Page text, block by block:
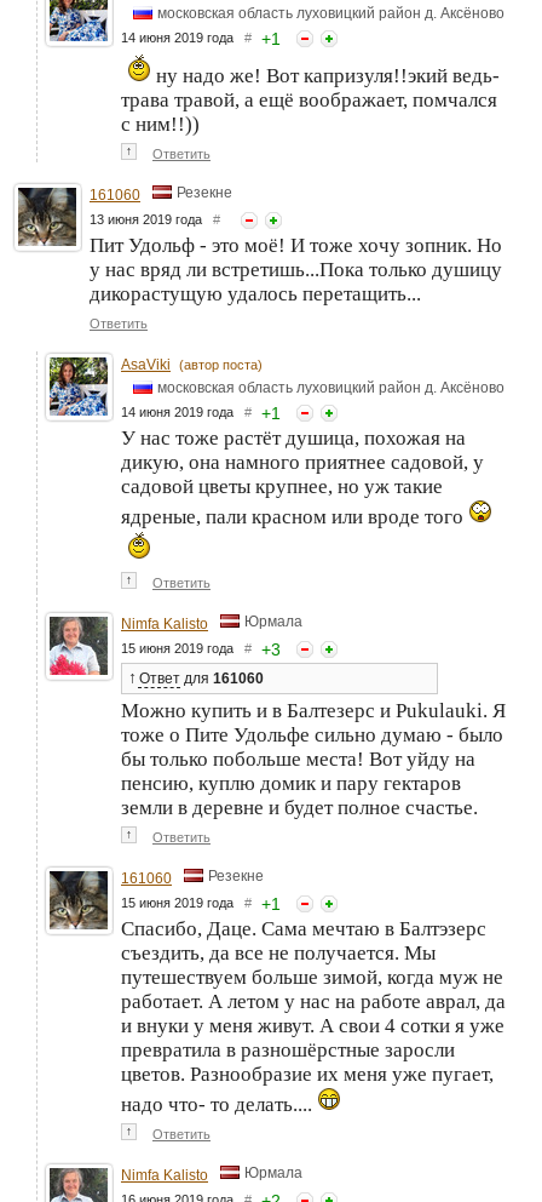
московская область луховицкий район д. Аксёново
14 июня 2019 года # +1
ну надо же! Вот капризуля!!экий ведь-
трава травой, а ещё воображает, помчался
с ним!!))
↑ Ответить
161060 Резекне
13 июня 2019 года #
Пит Удольф - это моё! И тоже хочу зопник. Но
у нас вряд ли встретишь...Пока только душицу
дикорастущую удалось перетащить...
Ответить
AsaViki (автор поста)
московская область луховицкий район д. Аксёново
14 июня 2019 года # +1
У нас тоже растёт душица, похожая на
дикую, она намного приятнее садовой, у
садовой цветы крупнее, но уж такие
ядреные, пали красном или вроде того
↑ Ответить
Nimfa Kalisto Юрмала
15 июня 2019 года # +3
↑ Ответ для 161060
Можно купить и в Балтезерс и Pukulauki. Я
тоже о Пите Удольфе сильно думаю - было
бы только побольше места! Вот уйду на
пенсию, куплю домик и пару гектаров
земли в деревне и будет полное счастье.
↑ Ответить
161060 Резекне
15 июня 2019 года # +1
Спасибо, Даце. Сама мечтаю в Балтэзерс
съездить, да все не получается. Мы
путешествуем больше зимой, когда муж не
работает. А летом у нас на работе аврал, да
и внуки у меня живут. А свои 4 сотки я уже
превратила в разношёрстные заросли
цветов. Разнообразие их меня уже пугает,
надо что- то делать....
↑ Ответить
Nimfa Kalisto Юрмала